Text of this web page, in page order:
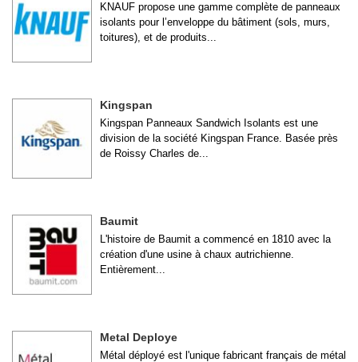
KNAUF propose une gamme complète de panneaux
isolants pour l’enveloppe du bâtiment (sols, murs,
toitures), et de produits...
Kingspan
Kingspan Panneaux Sandwich Isolants est une
division de la société Kingspan France. Basée près
de Roissy Charles de...
Baumit
L'histoire de Baumit a commencé en 1810 avec la
création d'une usine à chaux autrichienne.
Entièrement...
Metal Deploye
Métal déployé est l'unique fabricant français de métal